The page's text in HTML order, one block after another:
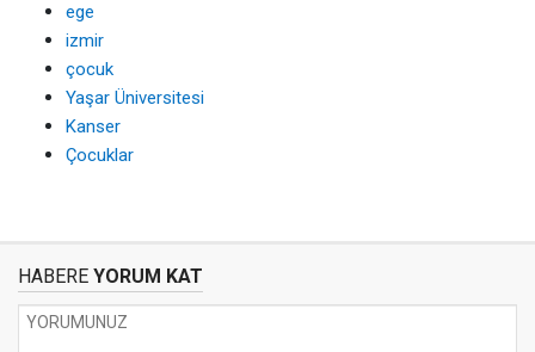
ege
izmir
çocuk
Yaşar Üniversitesi
Kanser
Çocuklar
HABERE YORUM KAT